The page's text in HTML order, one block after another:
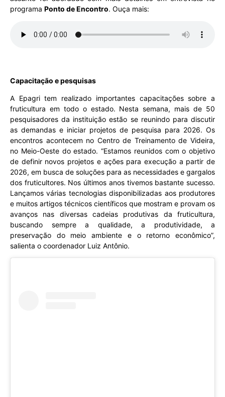
programa Ponto de Encontro. Ouça mais:
Capacitação e pesquisas
A Epagri tem realizado importantes capacitações sobre a
fruticultura em todo o estado. Nesta semana, mais de 50
pesquisadores da instituição estão se reunindo para discutir
as demandas e iniciar projetos de pesquisa para 2026. Os
encontros acontecem no Centro de Treinamento de Videira,
no Meio-Oeste do estado. “Estamos reunidos com o objetivo
de definir novos projetos e ações para execução a partir de
2026, em busca de soluções para as necessidades e gargalos
dos fruticultores. Nos últimos anos tivemos bastante sucesso.
Lançamos várias tecnologias disponibilizadas aos produtores
e muitos artigos técnicos científicos que mostram e provam os
avanços nas diversas cadeias produtivas da fruticultura,
buscando sempre a qualidade, a produtividade, a
preservação do meio ambiente e o retorno econômico”,
salienta o coordenador Luiz Antônio.